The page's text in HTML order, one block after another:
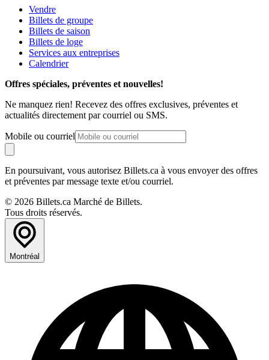
Vendre
Billets de groupe
Billets de saison
Billets de loge
Services aux entreprises
Calendrier
Offres spéciales, préventes et nouvelles!
Ne manquez rien! Recevez des offres exclusives, préventes et
actualités directement par courriel ou SMS.
Mobile ou courriel
En poursuivant, vous autorisez Billets.ca à vous envoyer des offres
et préventes par message texte et/ou courriel.
© 2026 Billets.ca Marché de Billets.
Tous droits réservés.
Montréal